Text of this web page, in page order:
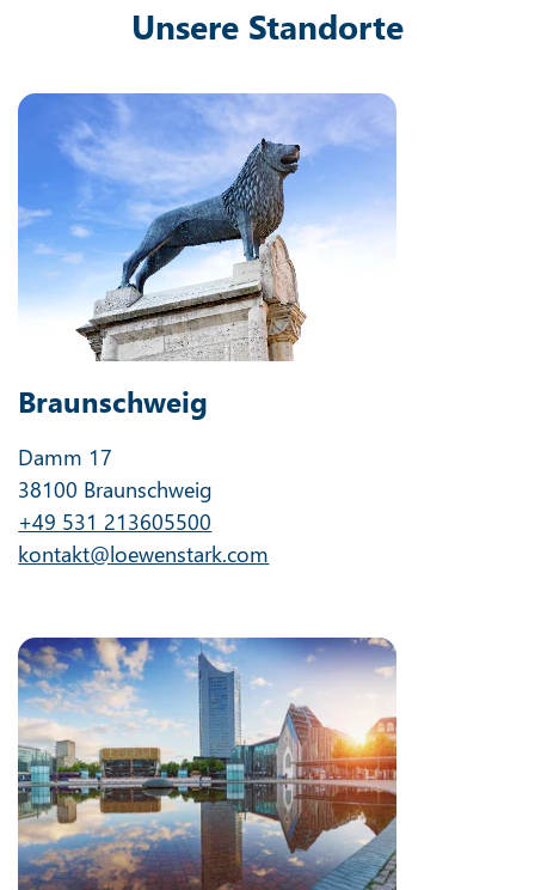
Unsere Standorte
Braunschweig
Damm 17
38100 Braunschweig
+49 531 213605500
kontakt@loewenstark.com